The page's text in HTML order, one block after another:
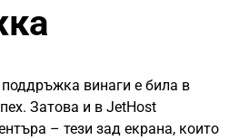
поддръжка винаги е била в
Затова и в JetHost
– тези зад екрана, които